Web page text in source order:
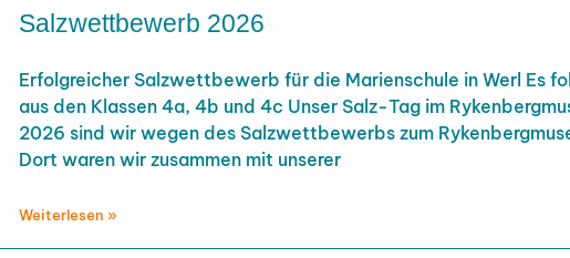
Salzwettbewerb 2026
Erfolgreicher Salzwettbewerb für die Marienschule in Werl Es
aus den Klassen 4a, 4b und 4c Unser Salz-Tag im
2026 sind wir wegen des Salzwettbewerbs zum
Dort waren wir zusammen mit unserer
Weiterlesen »